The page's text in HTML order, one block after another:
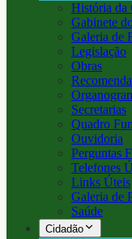
História da
Gabinete
Galeria de
Legislação
Obras
Secretarias
Quadro
Ouvidoria
Perguntas
Telefones
Links Úteis
Galeria de
Saúde
Cidadão